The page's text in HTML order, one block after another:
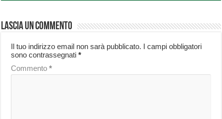
Lascia un commento
Il tuo indirizzo email non sarà pubblicato. I campi obbligatori
sono contrassegnati*
Commento*